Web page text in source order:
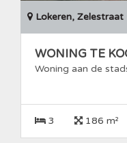
Lokeren, Zelestraat
WONING TE
Woning aan de
3 186 m²